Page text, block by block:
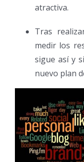
atractiva.
Tras
medir los
sigue así y
nuevo plan